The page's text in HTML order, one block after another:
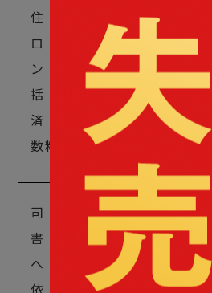
住宅
ロー
ン一
括返
済手
数料
住宅ローン残債を
かかる手数料
司法
書士
への
依頼
相続登記を司法書
士に依頼した際に